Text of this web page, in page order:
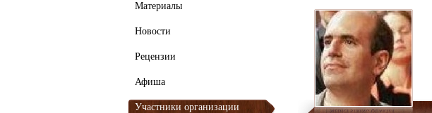
Материалы
Новости
Рецензии
Афиша
Участники организации